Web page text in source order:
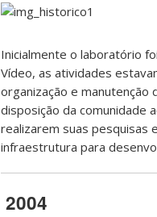
Inicialmente o laboratório
Vídeo, as atividades
organização e manutenção
disposição da comunidade
realizarem suas pesquisas
infraestrutura para
2004